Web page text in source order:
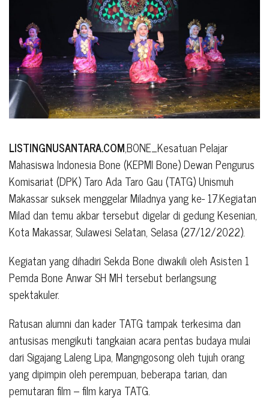
LISTINGNUSANTARA.COM,BONE_Kesatuan Pelajar
Mahasiswa Indonesia Bone (KEPMI Bone) Dewan Pengurus
Komisariat (DPK) Taro Ada Taro Gau (TATG) Unismuh
Makassar suksek menggelar Miladnya yang ke- 17.Kegiatan
Milad dan temu akbar tersebut digelar di gedung Kesenian,
Kota Makassar, Sulawesi Selatan, Selasa (27/12/2022).
Kegiatan yang dihadiri Sekda Bone diwakili oleh Asisten 1
Pemda Bone Anwar SH MH tersebut berlangsung
spektakuler.
Ratusan alumni dan kader TATG tampak terkesima dan
antusisas mengikuti tangkaian acara pentas budaya mulai
dari Sigajang Laleng Lipa, Mangngosong oleh tujuh orang
yang dipimpin oleh perempuan, beberapa tarian, dan
pemutaran film – film karya TATG.